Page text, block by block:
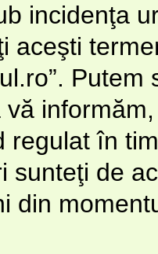
incidenţa
aceşti
în
sunteţi de
din